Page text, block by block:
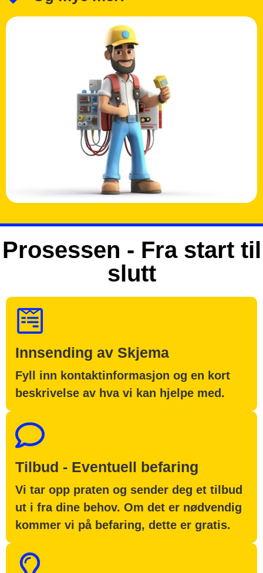
Prosessen - Fra start til
slutt
Innsending av Skjema
Fyll inn kontaktinformasjon og en kort
beskrivelse av hva vi kan hjelpe med.
Tilbud - Eventuell befaring
Vi tar opp praten og sender deg et tilbud
ut i fra dine behov. Om det er nødvendig
kommer vi på befaring, dette er gratis.